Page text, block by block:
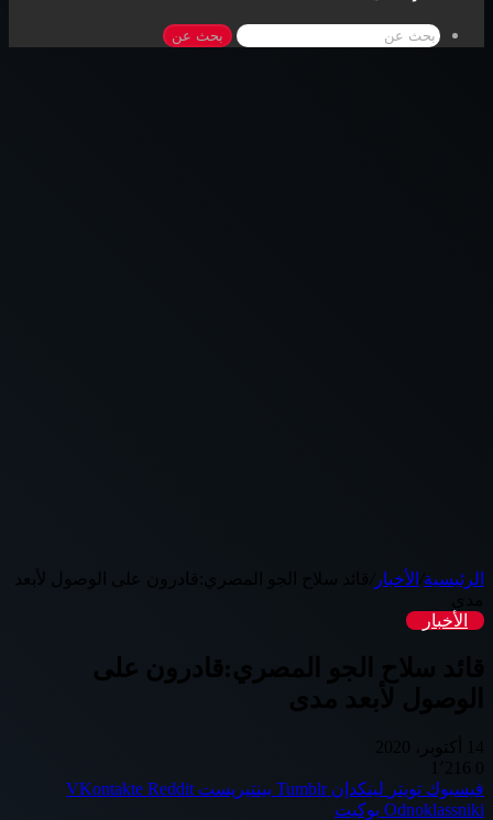
بحث عن
الرئيسية الأخبار
قائد سلاح الجو المصري:قادرون على الوصول لأبعد
الأخبار
قائد سلاح الجو المصري:قادرون على
الوصول لأبعد مدى
فيسبوك تويتر لينكدإن بينتيريست
Odnoklassniki بوكيت